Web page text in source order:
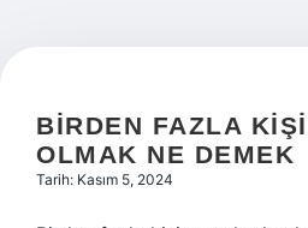
BIRDEN FAZLA
OLMAK NE DEMEK
Tarih: Kasım 5, 2024